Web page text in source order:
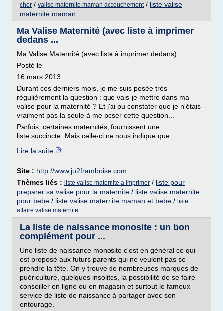
cher / valise maternite maman accouchement/ liste valise
maternite maman
Ma Valise Maternité (avec liste à imprimer
dedans ...
Ma Valise Maternité (avec liste à imprimer dedans)
Posté le
16 mars 2013
Durant ces derniers mois, je me suis posée très
régulièrement la question : que vais-je mettre dans ma
valise pour la maternité ? Et j'ai pu constater que je n'étais
vraiment pas la seule à me poser cette question...
Parfois, certaines maternités, fournissent une
liste succincte. Mais celle-ci ne nous indique que...
Lire la suite
Site : http://www.ju2framboise.com
Thèmes liés : liste valise maternite a imprimer / liste pour
preparer sa valise pour la maternite / liste valise maternite
pour bebe / liste valise maternite maman et bebe / liste
affaire valise maternite
La liste de naissance monosite : un bon
complément pour ...
Une liste de naissance monosite c'est en général ce qui
est proposé aux futurs parents qui ne veulent pas se
prendre la tête. On y trouve de nombreuses marques de
puériculture, quelques insolites, la possibilité de se faire
conseiller en ligne ou en magasin et surtout le fameux
service de liste de naissance à partager avec son
entourage.